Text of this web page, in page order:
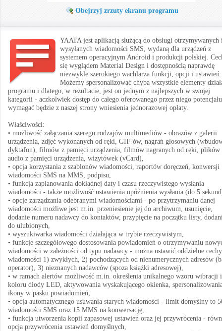
Obejrzyj zrzuty ekranu programu
YAATA jest aplikacją służącą do obsługi otrzymywanych
wysyłanych wiadomości SMS, wydaną dla urządzeń z
systemem operacyjnym Android i produkcji polskiej.
się wyglądem Material Design i dostępnością naprawdę
niezwykle szerokiego wachlarza funkcji, opcji i ustawień.
Możemy spersonalizować chyba wszystkie elementy
programu i dlatego, w rezultacie, jest on jednym z najlepszych w swojej
kategorii - aczkolwiek dostęp do całego oferowanego przez niego potencjału
wymagać będzie z naszej strony wniesienia jednorazowej opłaty.
Właściwości:
• możliwość załączania szeregu rodzajów multimediów - obrazów z galerii
urządzenia, zdjęć wykonanych od ręki, GIF-ów, nagrań głosowych
dyktafon), filmów z pamięci urządzenia, filmów nagranych od ręki, plików
audio z pamięci urządzenia, wizytówek (vCard),
• opcja korzystania z szablonów wiadomości, raportów doręczeń, konwersji
wiadomości SMS na MMS, podpisu,
• funkcja zaplanowania dokładnej daty i czasu rzeczywistego wysłania
wiadomości - także możliwość ustawienia opóźnienia wysłania (do 5
• opcje zarządzania odebranymi wiadomościami - po przytrzymaniu danej
wiadomości możliwe jest m.in. przeniesienie jej do archiwum, usunięcie,
dodanie numeru nadawcy do kontaktów, przypięcie na początku listy,
do ulubionych,
• wyszukiwarka wiadomości działająca w trybie rzeczywistym,
• funkcje szczegółowego dostosowania powiadomień o otrzymywaniu
wiadomości w zależności od typu nadawcy - można ustawić oddzielne
wiadomości 1) zwykłych, 2) pochodzących od nienumerycznych adresów
operator), 3) nieznanych nadawców (spoza książki adresowej),
• w ramach alertów możliwość m.in. określenia unikalnego wzoru wibracji i
koloru diody LED, aktywowania wyskakującego okienka,
ikony w pasku powiadomień,
• opcja automatycznego usuwania starych wiadomości - limit domyślny to
wiadomości SMS oraz 15 MMS na konwersację,
• funkcja utworzenia kopii zapasowej ustawień oraz jej przywrócenia -
opcja przywrócenia ustawień domyślnych,